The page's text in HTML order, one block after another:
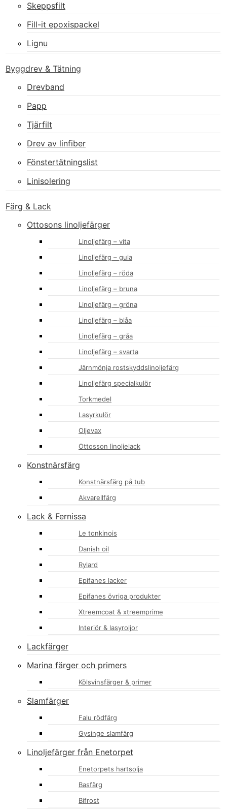
Skeppsfilt
Fill-it epoxispackel
Lignu
Byggdrev & Tätning
Drevband
Papp
Tjärfilt
Drev av linfiber
Fönstertätningslist
Linisolering
Färg & Lack
Ottosons linoljefärger
Linoljefärg – vita
Linoljefärg – gula
Linoljefärg – röda
Linoljefärg – bruna
Linoljefärg – gröna
Linoljefärg – blåa
Linoljefärg – gråa
Linoljefärg – svarta
Järnmönja rostskyddslinoljefärg
Linoljefärg specialkulör
Torkmedel
Lasyrkulör
Oljevax
Ottosson linoljelack
Konstnärsfärg
Konstnärsfärg på tub
Akvarellfärg
Lack & Fernissa
Le tonkinois
Danish oil
Rylard
Epifanes lacker
Epifanes övriga produkter
Xtreemcoat & xtreemprime
Interiör & lasyroljor
Lackfärger
Marina färger och primers
Kölsvinsfärger & primer
Slamfärger
Falu rödfärg
Gysinge slamfärg
Linoljefärger från Enetorpet
Enetorpets hartsolja
Basfärg
Bifrost